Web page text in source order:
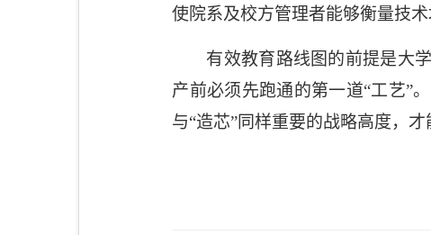
使院系及校方管理者能够衡量技
有效教育路线图的前提是大
产前必须先跑通的第一道“工艺”
与“造芯”同样重要的战略高度，